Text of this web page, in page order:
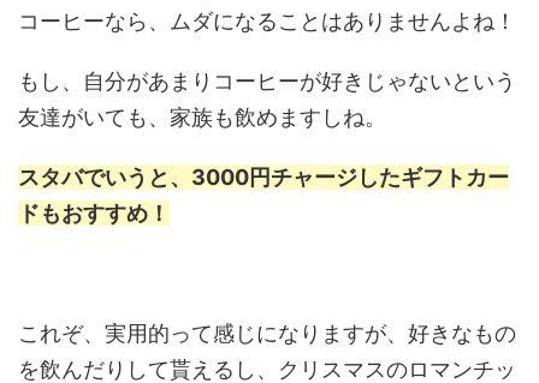
コーヒーなら、ムダになることはありませんよね！
もし、自分があまりコーヒーが好きじゃないという
友達がいても、家族も飲めますしね。
スタバでいうと、3000円チャージしたギフトカー
ドもおすすめ！
これぞ、実用的って感じになりますが、好きなもの
を飲んだりして貰えるし、クリスマスのロマンチッ